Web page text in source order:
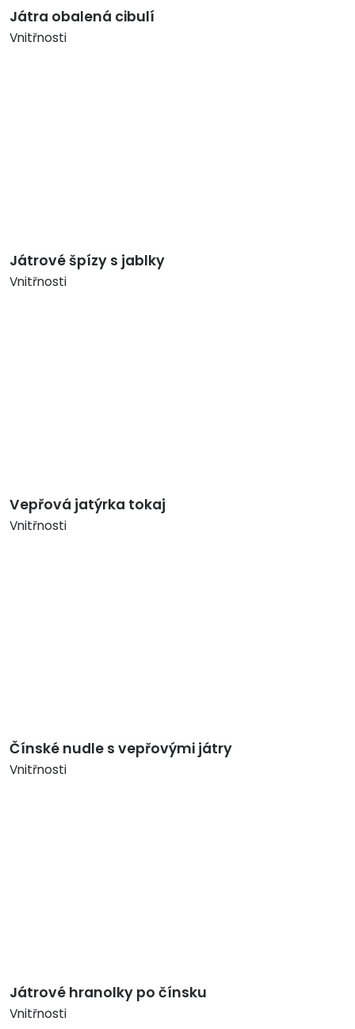
Játra obalená cibulí
Vnitřnosti
Játrové špízy s jablky
Vnitřnosti
Vepřová jatýrka tokaj
Vnitřnosti
Čínské nudle s vepřovými játry
Vnitřnosti
Játrové hranolky po čínsku
Vnitřnosti